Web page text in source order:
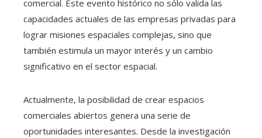
comercial. Este evento histórico no sólo valida las
capacidades actuales de las empresas privadas para
lograr misiones espaciales complejas, sino que
también estimula un mayor interés y un cambio
significativo en el sector espacial.
Actualmente, la posibilidad de crear espacios
comerciales abiertos genera una serie de
oportunidades interesantes. Desde la investigación